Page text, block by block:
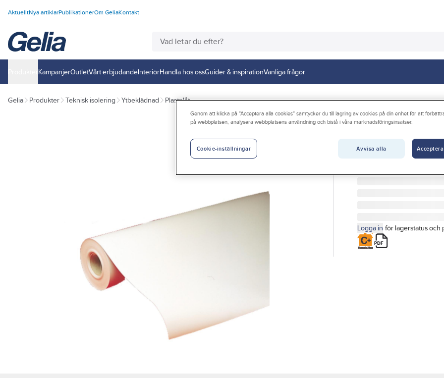
AktuelltNya artiklarPublikationerOm GeliaKontakt
KampanjerOutletVårt erbjudandeInteriörHandla hos ossGuider & inspirationVanliga frågor
Gelia Produkter Teknisk isolering Ytbeklädnad Plastplåt
Plastplåt vit, i
PLASTPLÅT DANMAT
Logga in för lagerstatus och
Genom att klicka på "Acceptera alla cookies" samtycker du till lagring av cookies på din enhet för att
på webbplatsen, analysera webbplatsens användning och bistå i våra marknadsföringsinsatser.
Avvisa alla
Cookie-inställningar